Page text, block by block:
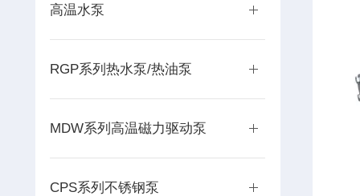
高温水泵
RGP系列热水泵/热油泵
MDW系列高温磁力驱动泵
CPS系列不锈钢泵